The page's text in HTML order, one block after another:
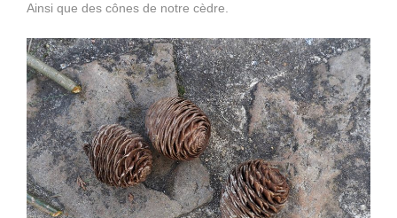
Ainsi que des cônes de notre cèdre.